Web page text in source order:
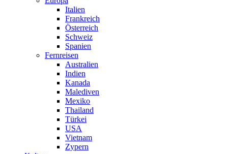
Italien
Frankreich
Österreich
Schweiz
Spanien
Fernreisen
Australien
Indien
Kanada
Malediven
Mexiko
Thailand
Türkei
USA
Vietnam
Zypern